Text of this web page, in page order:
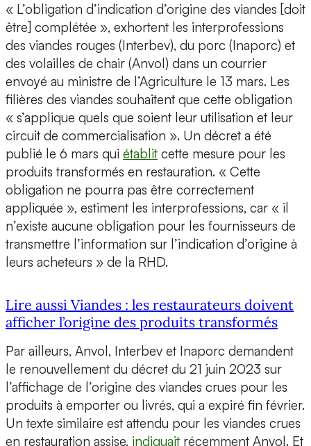
« L’obligation d’indication d’origine des viandes [doit
être] complétée », exhortent les interprofessions
des viandes rouges (Interbev), du porc (Inaporc) et
des volailles de chair (Anvol) dans un courrier
envoyé au ministre de l’Agriculture le 13 mars. Les
filières des viandes souhaitent que cette obligation
« s’applique quels que soient leur utilisation et leur
circuit de commercialisation ». Un décret a été
publié le 6 mars qui établit cette mesure pour les
produits transformés en restauration. « Cette
obligation ne pourra pas être correctement
appliquée », estiment les interprofessions, car « il
n’existe aucune obligation pour les fournisseurs de
transmettre l’information sur l’indication d’origine à
leurs acheteurs » de la RHD.
Lire aussi Viandes : les restaurateurs doivent
afficher l’origine des produits transformés
Par ailleurs, Anvol, Interbev et Inaporc demandent
le renouvellement du décret du 21 juin 2023 sur
l’affichage de l’origine des viandes crues pour les
produits à emporter ou livrés, qui a expiré fin février.
Un texte similaire est attendu pour les viandes crues
en restauration assise, indiquait récemment Anvol. Et